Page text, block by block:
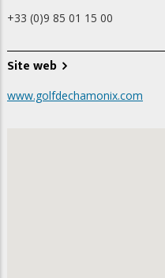
+33 (0)9 85 01 15 00
Site web
www.golfdechamonix.com